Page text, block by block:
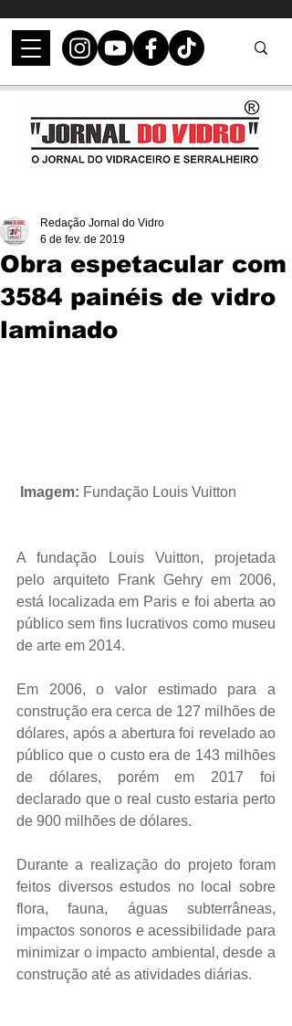
Obra espetacular com
3584 painéis de vidro
laminado
Redação Jornal do Vidro
6 de fev. de 2019
Imagem: Fundação Louis Vuitton
A fundação Louis Vuitton, projetada
pelo arquiteto Frank Gehry em 2006,
está localizada em Paris e foi aberta ao
público sem fins lucrativos como museu
de arte em 2014.
Em 2006, o valor estimado para a
construção era cerca de 127 milhões de
dólares, após a abertura foi revelado ao
público que o custo era de 143 milhões
de dólares, porém em 2017 foi
declarado que o real custo estaria perto
de 900 milhões de dólares.
Durante a realização do projeto foram
feitos diversos estudos no local sobre
flora, fauna, águas subterrâneas,
impactos sonoros e acessibilidade para
minimizar o impacto ambiental, desde a
construção até as atividades diárias.